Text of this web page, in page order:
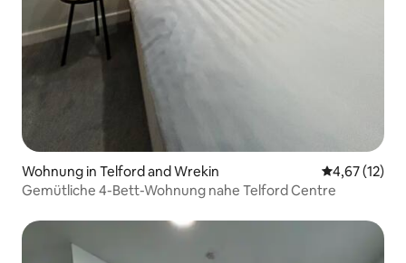
Wohnung in Telford and Wrekin
4,67 (12)
Gemütliche 4-Bett-Wohnung nahe Telford Centre